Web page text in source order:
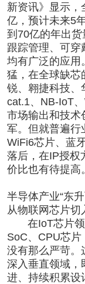
新资讯》显示，
亿，预计未来5
到70亿的年出
跟踪管理、可穿
均有广泛的应用
猛，在全球缺芯
锐、翱捷科技、
cat.1、NB-IoT
市场输出和技术
军。但就普遍行
WiFi6芯片、蓝
落后，在IP授权
价比也有待提高。
半导体产业“东
从物联网芯片切
在IoT芯片领
SoC、CPU芯
没有那么严苛。
深入垂直领域，
进、持续积累设